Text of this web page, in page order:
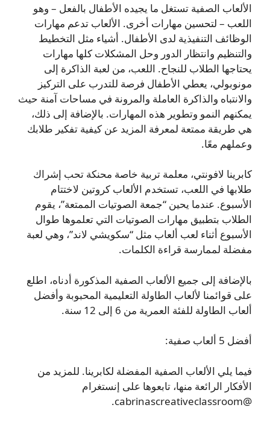
الألعاب الصفية تستغل ما يجيده الأطفال بالفعل – وهو
اللعب – لتحسين مهارات أخرى. الألعاب تدعم مهارات
الوظائف التنفيذية لدى الأطفال. أشياء مثل التخطيط
والتنظيم وانتظار الدور وحل المشكلات كلها مهارات
يحتاجها الطلاب للنجاح. اللعب، من لعبة الذاكرة إلى
مونوبولي، يعطي الأطفال فرصة للتدرب على التركيز
والانتباه والذاكرة العاملة والمرونة في مساحات آمنة حيث
يمكنهم النمو وتطوير هذه المهارات. بالإضافة إلى ذلك،
هي طريقة ممتعة لمعرفة المزيد عن كيفية تفكير طلابك
وعملهم معًا.
كابرينا لافونتي، معلمة تربية خاصة محنكة تحب إشراك
طلابها في اللعب، تستخدم الألعاب كروتين لاختتام
الأسبوع. عندما يحين “جمعة الصوتيات الممتعة”، يقوم
الطلاب بتطبيق مهارات الصوتيات التي تعلموها طوال
الأسبوع أثناء لعب ألعاب مثل “سكويشي لاند”، وهي لعبة
مفضلة لممارسة قراءة الكلمات.
بالإضافة إلى جميع الألعاب الصفية المذكورة أدناه، اطلع
على قوائمنا لألعاب الطاولة التعليمية المحبوبة وأفضل
ألعاب الطاولة للفئة العمرية من 6 إلى 12 سنة.
أفضل 5 ألعاب صفية:
فيما يلي الألعاب الصفية المفضلة لكابرينا. للمزيد من
الأفكار الرائعة منها، تابعوها على إنستغرام
@cabrinascreativeclassroom.